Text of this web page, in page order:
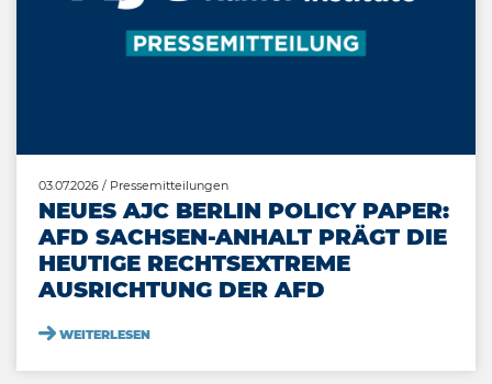
03.07.2026 / Pressemitteilungen
NEUES AJC BERLIN POLICY PAPER:
AFD SACHSEN-ANHALT PRÄGT DIE
HEUTIGE RECHTSEXTREME
AUSRICHTUNG DER AFD
WEITERLESEN